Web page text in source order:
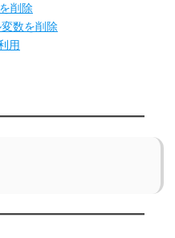
削除
数を削除
用